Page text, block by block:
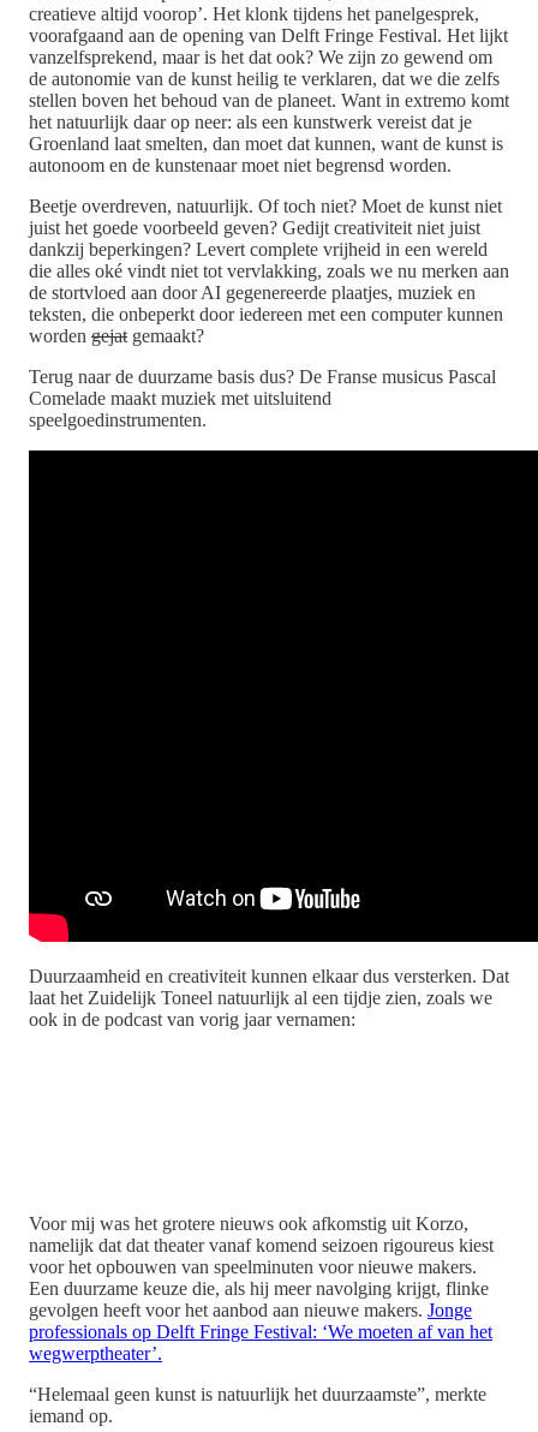
creatieve altijd voorop’. Het klonk tijdens het panelgesprek,
voorafgaand aan de opening van Delft Fringe Festival. Het lijkt
vanzelfsprekend, maar is het dat ook? We zijn zo gewend om
de autonomie van de kunst heilig te verklaren, dat we die zelfs
stellen boven het behoud van de planeet. Want in extremo komt
het natuurlijk daar op neer: als een kunstwerk vereist dat je
Groenland laat smelten, dan moet dat kunnen, want de kunst is
autonoom en de kunstenaar moet niet begrensd worden.
Beetje overdreven, natuurlijk. Of toch niet? Moet de kunst niet
juist het goede voorbeeld geven? Gedijt creativiteit niet juist
dankzij beperkingen? Levert complete vrijheid in een wereld
die alles oké vindt niet tot vervlakking, zoals we nu merken aan
de stortvloed aan door AI gegenereerde plaatjes, muziek en
teksten, die onbeperkt door iedereen met een computer kunnen
worden gejat gemaakt?
Terug naar de duurzame basis dus? De Franse musicus Pascal
Comelade maakt muziek met uitsluitend
speelgoedinstrumenten.
Duurzaamheid en creativiteit kunnen elkaar dus versterken. Dat
laat het Zuidelijk Toneel natuurlijk al een tijdje zien, zoals we
ook in de podcast van vorig jaar vernamen:
Voor mij was het grotere nieuws ook afkomstig uit Korzo,
namelijk dat dat theater vanaf komend seizoen rigoureus kiest
voor het opbouwen van speelminuten voor nieuwe makers.
Een duurzame keuze die, als hij meer navolging krijgt, flinke
gevolgen heeft voor het aanbod aan nieuwe makers. Jonge
professionals op Delft Fringe Festival: ‘We moeten af van het
wegwerptheater’.
“Helemaal geen kunst is natuurlijk het duurzaamste”, merkte
iemand op.